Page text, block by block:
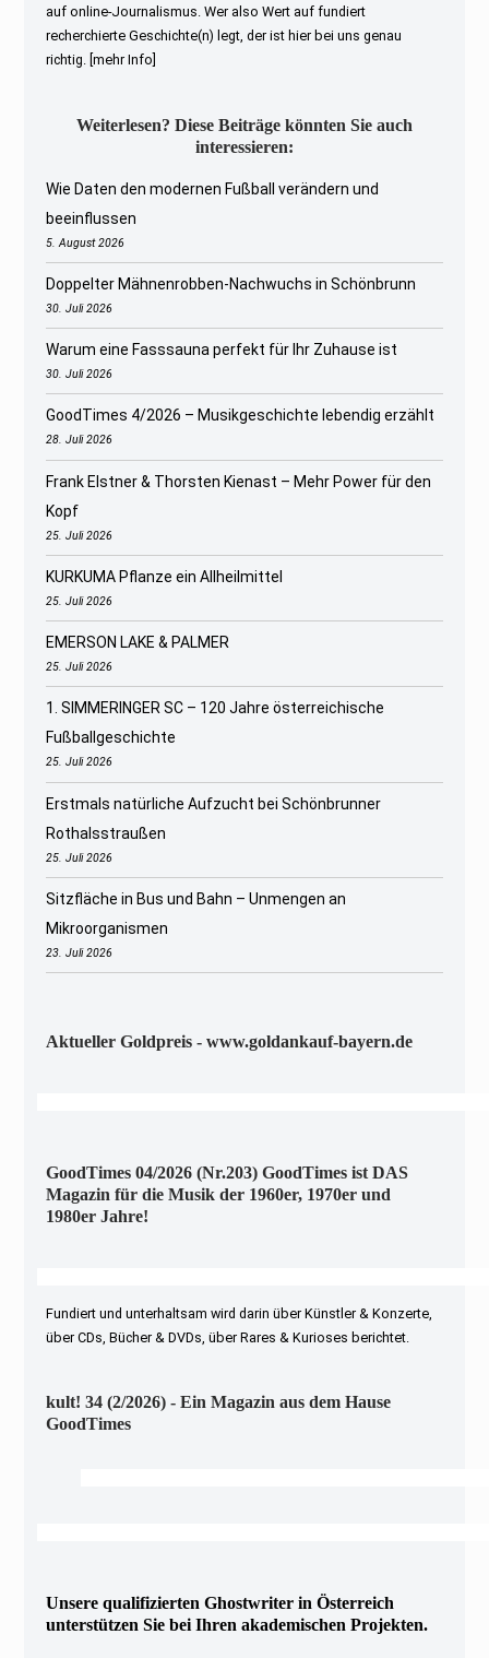
auf online-Journalismus. Wer also Wert auf fundiert
recherchierte Geschichte(n) legt, der ist hier bei uns genau
richtig. [mehr Info]
Weiterlesen? Diese Beiträge könnten Sie auch
interessieren:
Wie Daten den modernen Fußball verändern und
beeinflussen
5. August 2026
Doppelter Mähnenrobben-Nachwuchs in Schönbrunn
30. Juli 2026
Warum eine Fasssauna perfekt für Ihr Zuhause ist
30. Juli 2026
GoodTimes 4/2026 – Musikgeschichte lebendig erzählt
28. Juli 2026
Frank Elstner & Thorsten Kienast – Mehr Power für den
Kopf
25. Juli 2026
KURKUMA Pflanze ein Allheilmittel
25. Juli 2026
EMERSON LAKE & PALMER
25. Juli 2026
1. SIMMERINGER SC – 120 Jahre österreichische
Fußballgeschichte
25. Juli 2026
Erstmals natürliche Aufzucht bei Schönbrunner
Rothalsstraußen
25. Juli 2026
Sitzfläche in Bus und Bahn – Unmengen an
Mikroorganismen
23. Juli 2026
Aktueller Goldpreis - www.goldankauf-bayern.de
GoodTimes 04/2026 (Nr.203) GoodTimes ist DAS
Magazin für die Musik der 1960er, 1970er und
1980er Jahre!
Fundiert und unterhaltsam wird darin über Künstler & Konzerte,
über CDs, Bücher & DVDs, über Rares & Kurioses berichtet.
kult! 34 (2/2026) - Ein Magazin aus dem Hause
GoodTimes
Unsere qualifizierten Ghostwriter in Österreich
unterstützen Sie bei Ihren akademischen Projekten.